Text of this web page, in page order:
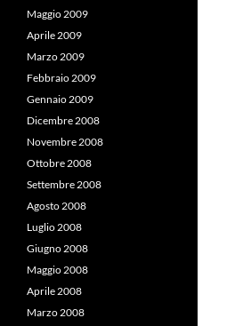
Maggio 2009
Aprile 2009
Marzo 2009
Febbraio 2009
Gennaio 2009
Dicembre 2008
Novembre 2008
Ottobre 2008
Settembre 2008
Agosto 2008
Luglio 2008
Giugno 2008
Maggio 2008
Aprile 2008
Marzo 2008